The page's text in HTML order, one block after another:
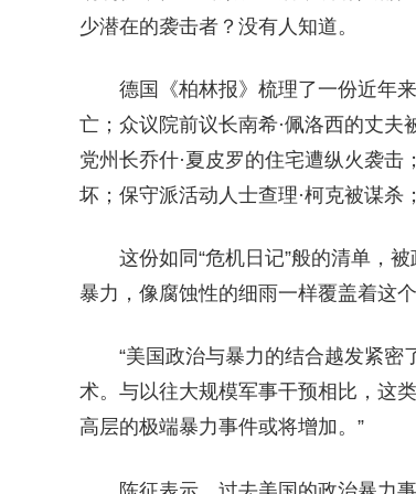
少潜在的袭击者？没有人知道。
德国《柏林报》梳理了一份近年
亡；众议院前议长南希·佩洛西的丈
党州长乔什·夏皮罗的住宅遭纵火袭
坏；保守派活动人士查理·柯克被谋
这份如同“危机日记”般的清单，
暴力，像腐蚀性的细雨一样覆盖着这
“美国政治与暴力的结合越发紧密
术。与以往大规模军事干预相比，这
高层的极端暴力事件或将增加。”